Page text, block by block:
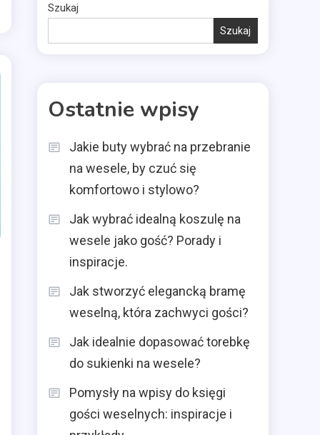
Szukaj
Szukaj
Ostatnie wpisy
Jakie buty wybrać na przebranie
na wesele, by czuć się
komfortowo i stylowo?
Jak wybrać idealną koszulę na
wesele jako gość? Porady i
inspiracje.
Jak stworzyć elegancką bramę
weselną, która zachwyci gości?
Jak idealnie dopasować torebkę
do sukienki na wesele?
Pomysły na wpisy do księgi
gości weselnych: inspiracje i